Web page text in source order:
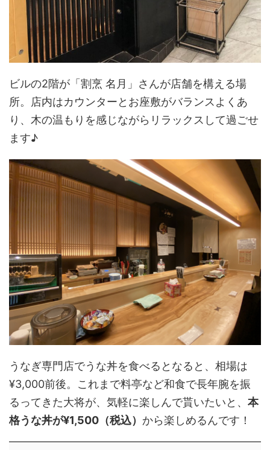
ビルの2階が「割烹 名月」さんが店舗を構える場
所。店内はカウンターとお座敷がバランスよくあ
り、木の温もりを感じながらリラックスして過ごせ
ます♪
うなぎ専門店でうな丼を食べるとなると、相場は
¥3,000前後。これまで料亭など和食で長年腕を振
るってきた大将が、気軽に楽しんで貰いたいと、 本
格うな丼が¥1,500（税込） から楽しめるんです！